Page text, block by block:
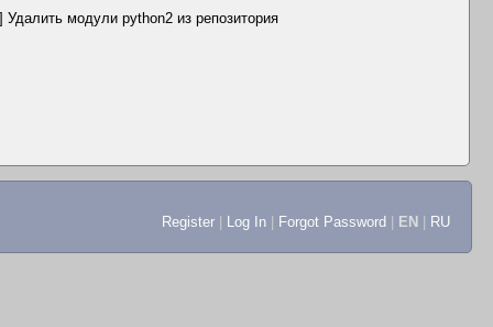
Удалить модули python2 из репозитория
Register Log In Forgot Password EN RU